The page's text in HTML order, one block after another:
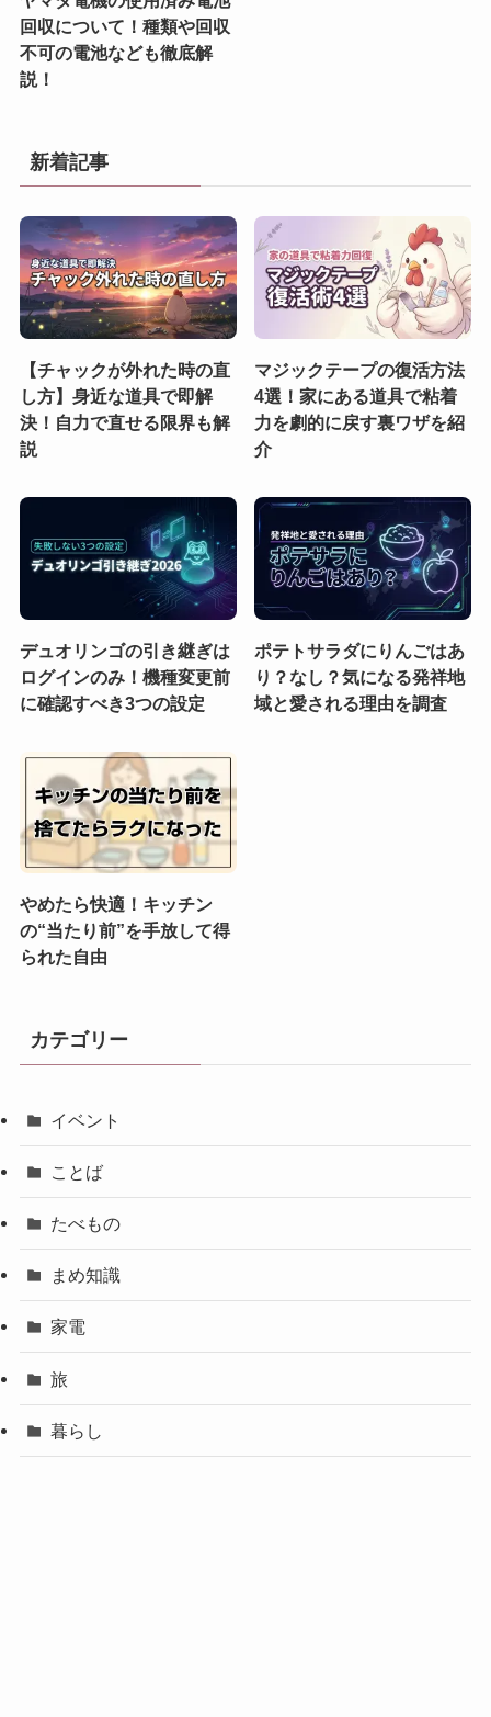
回収について！種類や回収
不可の電池なども徹底解
説！
新着記事
【チャックが外れた時の直
し方】身近な道具で即解
決！自力で直せる限界も解
説
マジックテープの復活方法
4選！家にある道具で粘着
力を劇的に戻す裏ワザを紹
介
デュオリンゴの引き継ぎは
ログインのみ！機種変更前
に確認すべき3つの設定
ポテトサラダにりんごはあ
り？なし？気になる発祥地
域と愛される理由を調査
やめたら快適！キッチン
の“当たり前”を手放して得
られた自由
カテゴリー
イベント
ことば
たべもの
まめ知識
家電
旅
暮らし